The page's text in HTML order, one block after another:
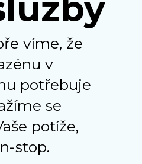
víme, že
v
potřebuje
se
potíže,
stop.